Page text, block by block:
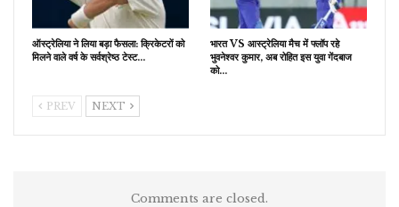
ऑस्ट्रेलिया ने लिया बड़ा फैसला: क्रिकेटरों को
मिलने वाले वर्ष के सर्वश्रेष्ठ टेस्ट…
भारत VS आस्ट्रेलिया मैच में फ्लॉप रहे
भुवनेश्वर कुमार, अब रोहित इस युवा गेंदबाज
को…
PREV NEXT
Comments are closed.